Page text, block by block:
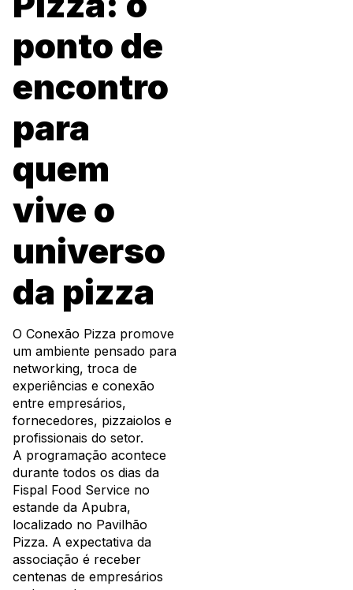
ponto de
encontro
para
quem
vive o
universo
da pizza
O Conexão Pizza promove
um ambiente pensado para
networking, troca de
experiências e conexão
entre empresários,
fornecedores, pizzaiolos e
profissionais do setor.
A programação acontece
durante todos os dias da
Fispal Food Service no
estande da Apubra,
localizado no Pavilhão
Pizza. A expectativa da
associação é receber
centenas de empresários